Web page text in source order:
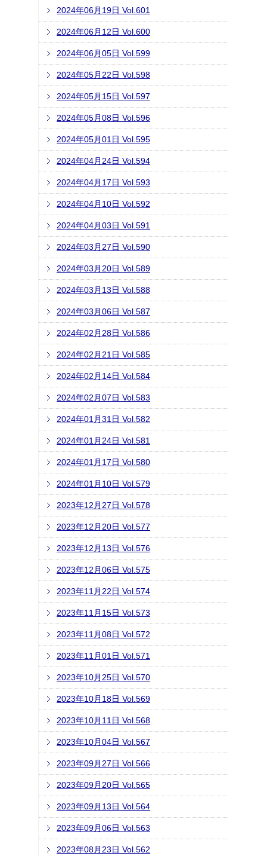
2024年06月19日 Vol.601
2024年06月12日 Vol.600
2024年06月05日 Vol.599
2024年05月22日 Vol.598
2024年05月15日 Vol.597
2024年05月08日 Vol.596
2024年05月01日 Vol.595
2024年04月24日 Vol.594
2024年04月17日 Vol.593
2024年04月10日 Vol.592
2024年04月03日 Vol.591
2024年03月27日 Vol.590
2024年03月20日 Vol.589
2024年03月13日 Vol.588
2024年03月06日 Vol.587
2024年02月28日 Vol.586
2024年02月21日 Vol.585
2024年02月14日 Vol.584
2024年02月07日 Vol.583
2024年01月31日 Vol.582
2024年01月24日 Vol.581
2024年01月17日 Vol.580
2024年01月10日 Vol.579
2023年12月27日 Vol.578
2023年12月20日 Vol.577
2023年12月13日 Vol.576
2023年12月06日 Vol.575
2023年11月22日 Vol.574
2023年11月15日 Vol.573
2023年11月08日 Vol.572
2023年11月01日 Vol.571
2023年10月25日 Vol.570
2023年10月18日 Vol.569
2023年10月11日 Vol.568
2023年10月04日 Vol.567
2023年09月27日 Vol.566
2023年09月20日 Vol.565
2023年09月13日 Vol.564
2023年09月06日 Vol.563
2023年08月23日 Vol.562